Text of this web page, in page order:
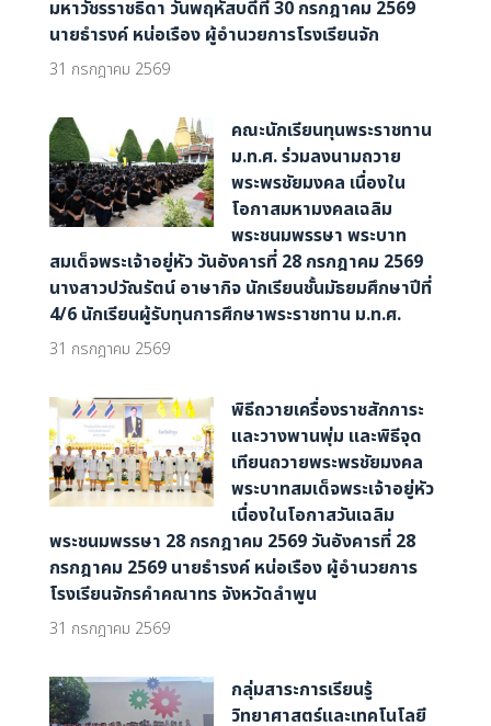
มหาวัชรราชธิดา วันพฤหัสบดีที่ 30 กรกฎาคม 2569
นายธำรงค์ หน่อเรือง ผู้อำนวยการโรงเรียนจัก
31 กรกฎาคม 2569
คณะนักเรียนทุนพระราชทาน
ม.ท.ศ. ร่วมลงนามถวาย
พระพรชัยมงคล เนื่องใน
โอกาสมหามงคลเฉลิม
พระชนมพรรษา พระบาท
สมเด็จพระเจ้าอยู่หัว วันอังคารที่ 28 กรกฎาคม 2569
นางสาวปวัณรัตน์ อาษากิจ นักเรียนชั้นมัธยมศึกษาปีที่
4/6 นักเรียนผู้รับทุนการศึกษาพระราชทาน ม.ท.ศ.
31 กรกฎาคม 2569
พิธีถวายเครื่องราชสักการะ
และวางพานพุ่ม และพิธีจุด
เทียนถวายพระพรชัยมงคล
พระบาทสมเด็จพระเจ้าอยู่หัว
เนื่องในโอกาสวันเฉลิม
พระชนมพรรษา 28 กรกฎาคม 2569 วันอังคารที่ 28
กรกฎาคม 2569 นายธำรงค์ หน่อเรือง ผู้อำนวยการ
โรงเรียนจักรคำคณาทร จังหวัดลำพูน
31 กรกฎาคม 2569
กลุ่มสาระการเรียนรู้
วิทยาศาสตร์และเทคโนโลยี